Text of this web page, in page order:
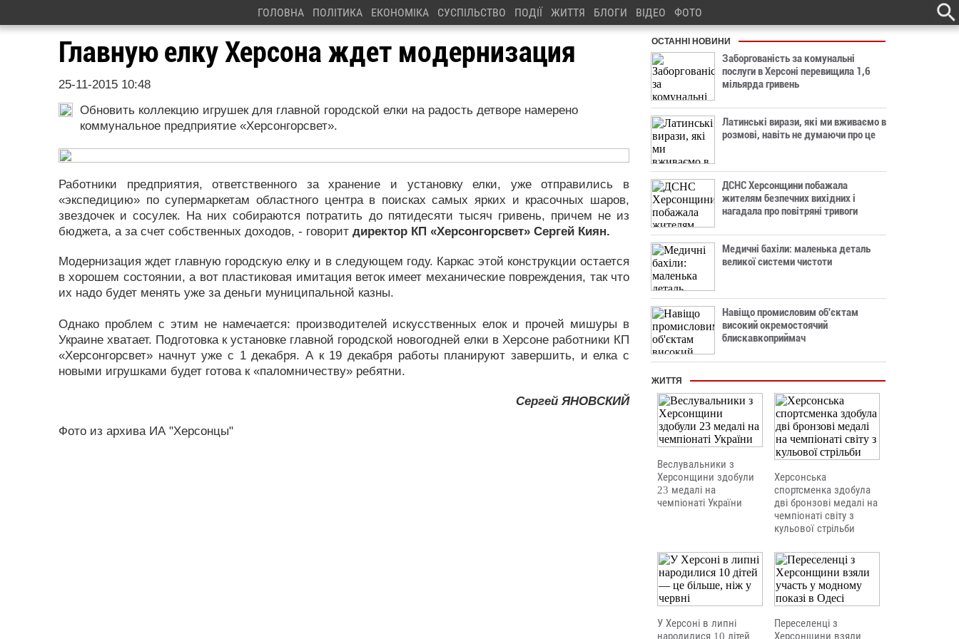
ГОЛОВНА ПОЛІТИКА ЕКОНОМІКА СУСПІЛЬСТВО ПОДІЇ ЖИТТЯ БЛОГИ ВІДЕО ФОТО
Главную елку Херсона ждет модернизация
25-11-2015 10:48
Обновить коллекцию игрушек для главной городской елки на радость детворе намерено
коммунальное предприятие «Херсонгорсвет».
Работники предприятия, ответственного за хранение и установку елки, уже отправились в
«экспедицию» по супермаркетам областного центра в поисках самых ярких и красочных шаров,
звездочек и сосулек. На них собираются потратить до пятидесяти тысяч гривень, причем не из
бюджета, а за счет собственных доходов, - говорит директор КП «Херсонгорсвет» Сергей Киян.
Модернизация ждет главную городскую елку и в следующем году. Каркас этой конструкции остается
в хорошем состоянии, а вот пластиковая имитация веток имеет механические повреждения, так что
их надо будет менять уже за деньги муниципальной казны.
Однако проблем с этим не намечается: производителей искусственных елок и прочей мишуры в
Украине хватает. Подготовка к установке главной городской новогодней елки в Херсоне работники КП
«Херсонгорсвет» начнут уже с 1 декабря. А к 19 декабря работы планируют завершить, и елка с
новыми игрушками будет готова к «паломничеству» ребятни.
Сергей ЯНОВСКИЙ
Фото из архива ИА "Херсонцы"
ОСТАННІ НОВИНИ
Заборгованість за комунальні
послуги в Херсоні перевищила 1,6
мільярда гривень
Латинські вирази, які ми вживаємо в
розмові, навіть не думаючи про це
ДСНС Херсонщини побажала
жителям безпечних вихідних і
нагадала про повітряні тривоги
Медичні бахіли: маленька деталь
великої системи чистоти
Навіщо промисловим об'єктам
високий окремостоячий
блискавкоприймач
ЖИТТЯ
Веслувальники з
Херсонщини здобули
23 медалі на
чемпіонаті України
Херсонська
спортсменка здобула
дві бронзові медалі на
чемпіонаті світу з
кульової стрільби
У Херсоні в липні
народилися 10 дітей
Переселенці з
Херсонщини взяли